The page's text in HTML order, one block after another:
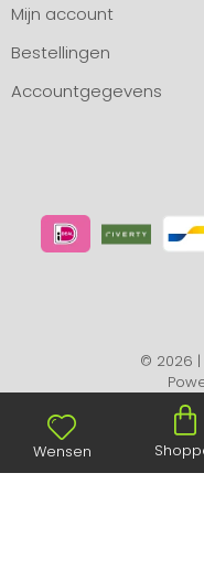
Mijn account
Bestellingen
Accountgegevens
© 2026 |
Wensen